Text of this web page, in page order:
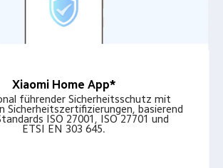
Xiaomi Home App*
führender Sicherheitsschutz mit
Sicherheitszertifizierungen, basierend
ISO 27001, ISO 27701 und
ETSI EN 303 645.